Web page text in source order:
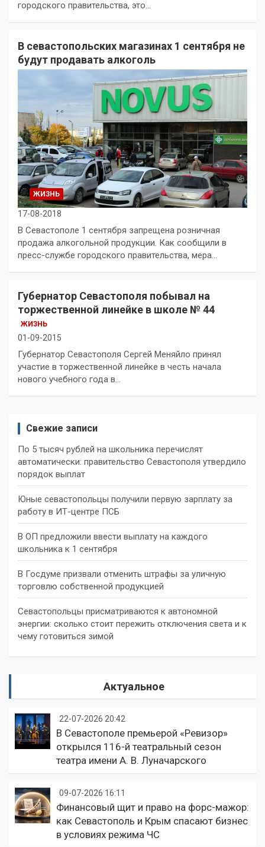
городского правительства, это…
В севастопольских магазинах 1 сентября не
будут продавать алкоголь
ЖИЗНЬ
17-08-2018
В Севастополе 1 сентября запрещена розничная
продажа алкогольной продукции. Как сообщили в
пресс-службе городского правительства, мера…
Губернатор Севастополя побывал на
торжественной линейке в школе № 44
ЖИЗНЬ
01-09-2015
Губернатор Севастополя Сергей Меняйло принял
участие в торжественной линейке в честь начала
нового учебного года в…
Свежие записи
По 5 тысяч рублей на школьника перечислят
автоматически: правительство Севастополя утвердило
порядок выплат
Юные севастопольцы получили первую зарплату за
работу в ИТ-центре ПСБ
В ОП предложили ввести выплату на каждого
школьника к 1 сентября
В Госдуме призвали отменить штрафы за уличную
торговлю собственной продукцией
Севастопольцы присматриваются к автономной
энергии: сколько стоит пережить отключения света и к
чему готовиться зимой
Актуальное
22-07-2026 20:42
В Севастополе премьерой «Ревизор»
открылся 116-й театральный сезон
театра имени А. В. Луначарского
09-07-2026 16:11
Финансовый щит и право на форс-мажор:
как Севастополь и Крым спасают бизнес
в условиях режима ЧС